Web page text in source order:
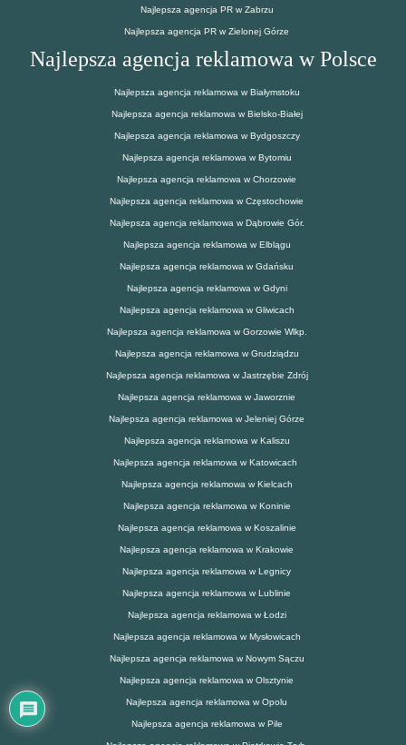
Najlepsza agencja PR w Zabrzu
Najlepsza agencja PR w Zielonej Górze
Najlepsza agencja reklamowa w Polsce
Najlepsza agencja reklamowa w Białymstoku
Najlepsza agencja reklamowa w Bielsko-Białej
Najlepsza agencja reklamowa w Bydgoszczy
Najlepsza agencja reklamowa w Bytomiu
Najlepsza agencja reklamowa w Chorzowie
Najlepsza agencja reklamowa w Częstochowie
Najlepsza agencja reklamowa w Dąbrowie Gór.
Najlepsza agencja reklamowa w Elblągu
Najlepsza agencja reklamowa w Gdańsku
Najlepsza agencja reklamowa w Gdyni
Najlepsza agencja reklamowa w Gliwicach
Najlepsza agencja reklamowa w Gorzowie Wlkp.
Najlepsza agencja reklamowa w Grudziądzu
Najlepsza agencja reklamowa w Jastrzębie Zdrój
Najlepsza agencja reklamowa w Jaworznie
Najlepsza agencja reklamowa w Jeleniej Górze
Najlepsza agencja reklamowa w Kaliszu
Najlepsza agencja reklamowa w Katowicach
Najlepsza agencja reklamowa w Kielcach
Najlepsza agencja reklamowa w Koninie
Najlepsza agencja reklamowa w Koszalinie
Najlepsza agencja reklamowa w Krakowie
Najlepsza agencja reklamowa w Legnicy
Najlepsza agencja reklamowa w Lublinie
Najlepsza agencja reklamowa w Łodzi
Najlepsza agencja reklamowa w Mysłowicach
Najlepsza agencja reklamowa w Nowym Sączu
Najlepsza agencja reklamowa w Olsztynie
Najlepsza agencja reklamowa w Opolu
Najlepsza agencja reklamowa w Pile